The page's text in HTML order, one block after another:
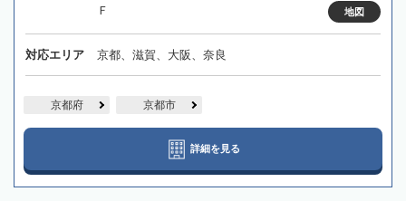
Ｆ
地図
対応エリア 京都、滋賀、大阪、奈良
京都府 京都市
詳細を見る